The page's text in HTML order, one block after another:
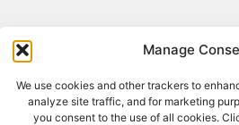
Manage
We use cookies and other trackers to
analyze site traffic, and for marketing
you consent to the use of all cookies.